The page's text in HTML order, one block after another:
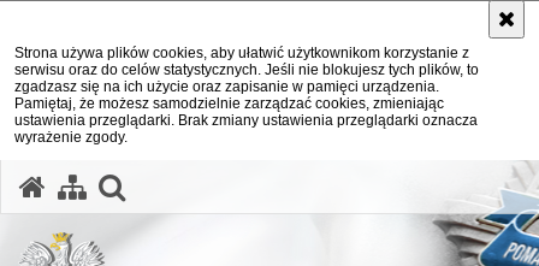
Strona używa plików cookies, aby ułatwić użytkownikom korzystanie z
serwisu oraz do celów statystycznych. Jeśli nie blokujesz tych plików, to
zgadzasz się na ich użycie oraz zapisanie w pamięci urządzenia.
Pamiętaj, że możesz samodzielnie zarządzać cookies, zmieniając
ustawienia przeglądarki. Brak zmiany ustawienia przeglądarki oznacza
wyrażenie zgody.